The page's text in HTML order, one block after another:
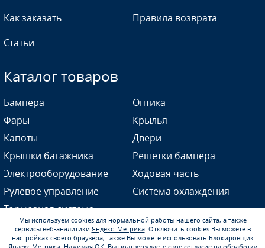
Как заказать
Правила возврата
Статьи
Каталог товаров
Бампера
Оптика
Фары
Крылья
Капоты
Двери
Крышки багажника
Решетки бампера
Электрооборудование
Ходовая часть
Рулевое управление
Система охлаждения
Тормозная система
Мы используем cookies для нормальной работы нашего сайта, а также
сервисы веб-аналитики Яндекс. Метрика. Отключить cookies Вы можете в
настройках своего браузера, также Вы можете использовать Блокировщик